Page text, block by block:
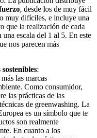
, desde los de muy fácil
muy difíciles, e incluye una
que la realización de cada
escala del 1 al 5. En este
nos parecen más
:
las marcas
Como consumidor,
las prácticas de las
de greenwashing. La
es un símbolo que te
son realmente
En cuanto a los